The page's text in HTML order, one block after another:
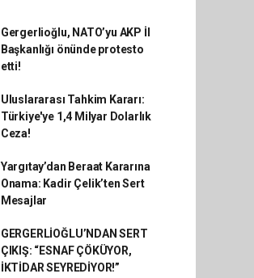
Gergerlioğlu, NATO’yu AKP İl
Başkanlığı önünde protesto
etti!
Uluslararası Tahkim Kararı:
Türkiye'ye 1,4 Milyar Dolarlık
Ceza!
Yargıtay’dan Beraat Kararına
Onama: Kadir Çelik’ten Sert
Mesajlar
GERGERLİOĞLU’NDAN SERT
ÇIKIŞ: “ESNAF ÇÖKÜYOR,
İKTİDAR SEYREDİYOR!”